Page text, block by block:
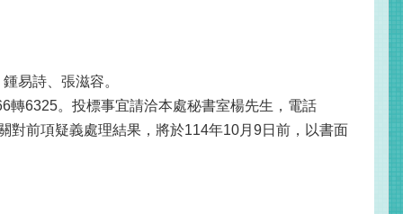
易詩、張滋容。
轉6325。投標事宜請洽本處秘書室楊先生，電話
前項疑義處理結果，將於114年10月9日前，以書面